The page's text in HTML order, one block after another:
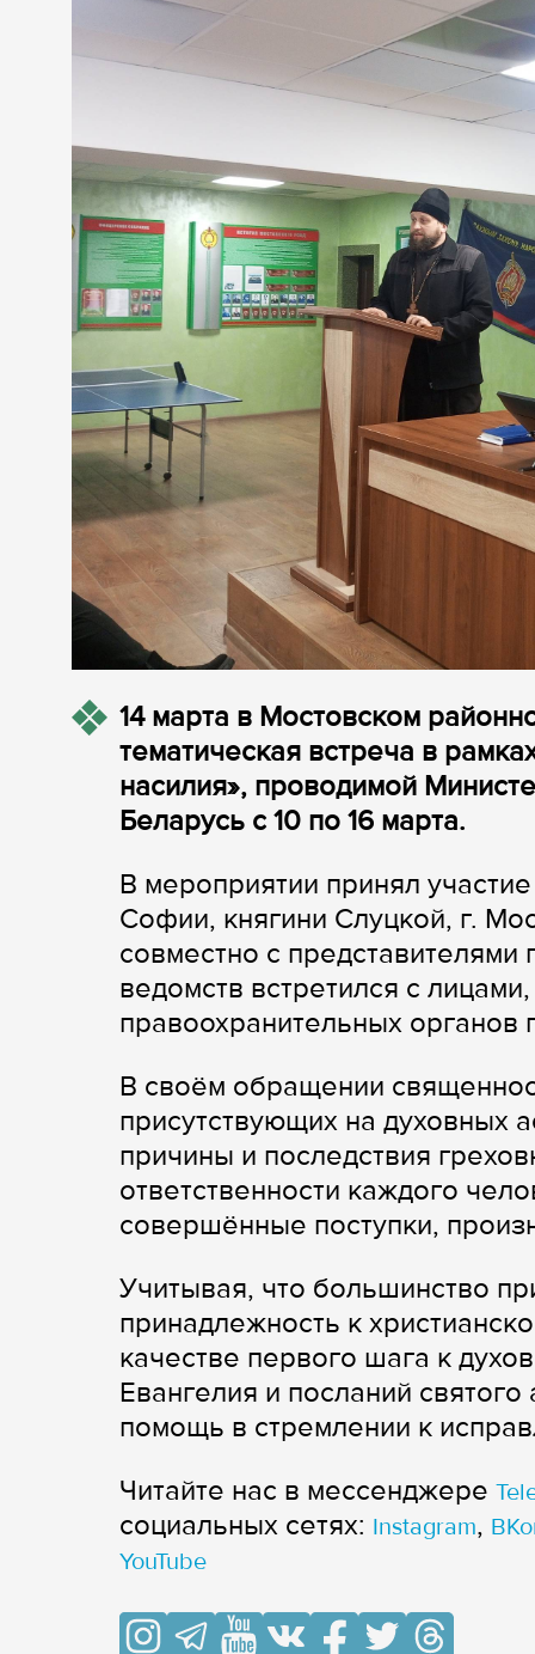
14 марта в Мостовском
тематическая встреча в
насилия», проводимой
Беларусь с 10 по 16 марта.
В мероприятии принял
Софии, княгини Слуцкой, г.
совместно с
ведомств встретился с
правоохранительных
В своём обращении
присутствующих на духовных
причины и последствия
ответственности каждого
совершённые поступки,
Учитывая, что большинство
принадлежность к
качестве первого шага к
Евангелия и посланий
помощь в стремлении к
Читайте нас в мессенджере
cоциальных сетях: Instagram,
YouTube